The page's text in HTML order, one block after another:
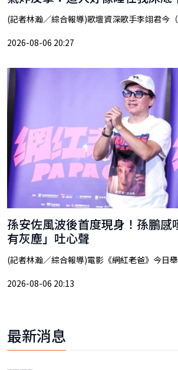
(記者林瀚／綜合報導)歌壇資深歌手李翊君今
2026-08-06 20:27
孫安佐風波後首度現身！孫鵬感
有灰塵」吐心聲
(記者林瀚／綜合報導)電影《網紅老爸》今日
2026-08-06 20:13
最新消息